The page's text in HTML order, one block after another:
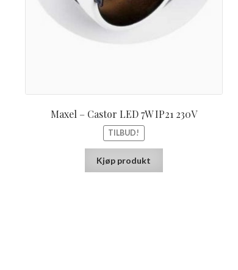
Maxel – Castor LED 7W IP21 230V
TILBUD!
Kjøp produkt